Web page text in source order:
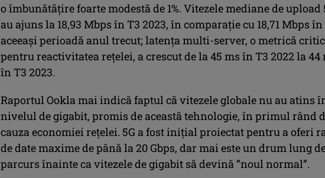
o îmbunătățire foarte modestă de 1%. Vitezele mediane de upload
au ajuns la 18,93 Mbps în T3 2023, în comparație cu 18,71 Mbps în
aceeași perioadă anul trecut; latența multi-server, o metrică
pentru reactivitatea rețelei, a crescut de la 45 ms în T3 2022 la 44
în T3 2023.
Raportul Ookla mai indică faptul că vitezele globale nu au atins
nivelul de gigabit, promis de această tehnologie, în primul rând
cauza economiei rețelei. 5G a fost inițial proiectat pentru a oferi
de date maxime de până la 20 Gbps, dar mai este un drum lung
parcurs înainte ca vitezele de gigabit să devină ”noul normal”.